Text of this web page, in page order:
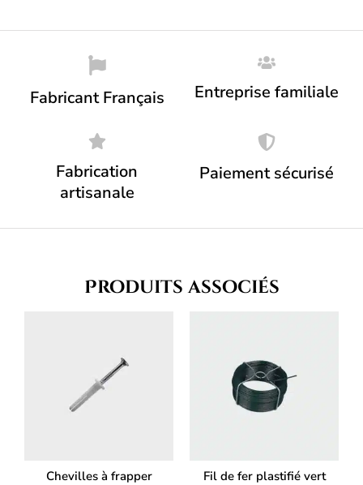
Fabricant Français Entreprise familiale
Fabrication
artisanale
Paiement sécurisé
Produits associés
Chevilles à frapper Fil de fer plastifié vert